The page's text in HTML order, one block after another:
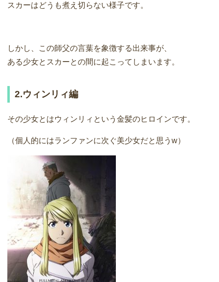
スカーはどうも煮え切らない様子です。
しかし、この師父の言葉を象徴する出来事が、
ある少女とスカーとの間に起こってしまいます。
2.ウィンリィ編
その少女とはウィンリィという金髪のヒロインです。
（個人的にはランファンに次ぐ美少女だと思うw）